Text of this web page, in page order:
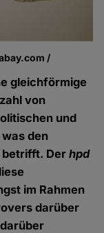
/
gleichförmige
von
und
den
betrifft. Derhpd
im Rahmen
darüber